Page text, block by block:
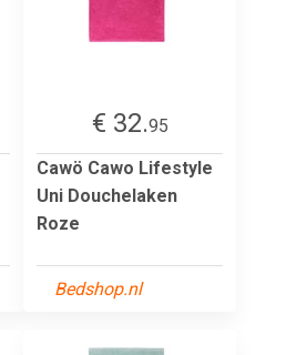
€ 32.95
Cawö Cawo Lifestyle
Uni Douchelaken
Roze
Bedshop.nl